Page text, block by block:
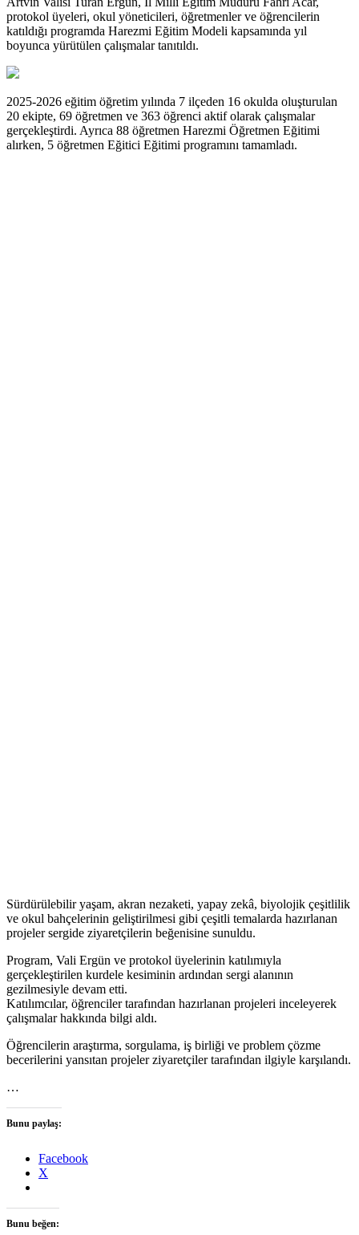
protokol üyeleri, okul yöneticileri, öğretmenler ve öğrencilerin
katıldığı programda Harezmi Eğitim Modeli kapsamında yıl
boyunca yürütülen çalışmalar tanıtıldı.
2025-2026 eğitim öğretim yılında 7 ilçeden 16 okulda oluşturulan
20 ekipte, 69 öğretmen ve 363 öğrenci aktif olarak çalışmalar
gerçekleştirdi. Ayrıca 88 öğretmen Harezmi Öğretmen Eğitimi
alırken, 5 öğretmen Eğitici Eğitimi programını tamamladı.
Sürdürülebilir yaşam, akran nezaketi, yapay zekâ, biyolojik çeşitlilik
ve okul bahçelerinin geliştirilmesi gibi çeşitli temalarda hazırlanan
projeler sergide ziyaretçilerin beğenisine sunuldu.
Program, Vali Ergün ve protokol üyelerinin katılımıyla
gerçekleştirilen kurdele kesiminin ardından sergi alanının
gezilmesiyle devam etti.
Katılımcılar, öğrenciler tarafından hazırlanan projeleri inceleyerek
çalışmalar hakkında bilgi aldı.
Öğrencilerin araştırma, sorgulama, iş birliği ve problem çözme
becerilerini yansıtan projeler ziyaretçiler tarafından ilgiyle karşılandı.
…
Bunu paylaş:
Facebook
X
Bunu beğen: